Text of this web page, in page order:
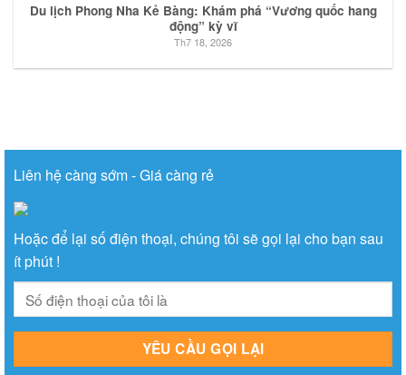
Du lịch Phong Nha Kẻ Bàng: Khám phá “Vương quốc hang
động” kỳ vĩ
Th7 18, 2026
Liên hệ càng sớm - Giá càng rẻ
Hoặc để lại số điện thoại, chúng tôi sẽ gọi lại cho bạn sau
ít phút !